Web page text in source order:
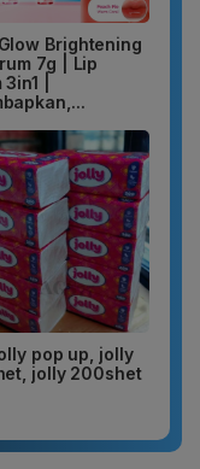
Brightening
7g | Lip
|
pop up, jolly
jolly 200shet